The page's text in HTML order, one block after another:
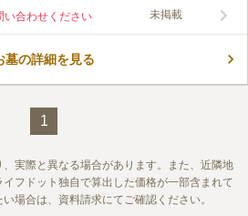
れていません。
い合わせください 未掲載
墓の詳細を見る
1
実際と異なる場合があります。また、近隣地
フドット独自で算出した価格が一部含まれて
場合は、資料請求にてご確認ください。